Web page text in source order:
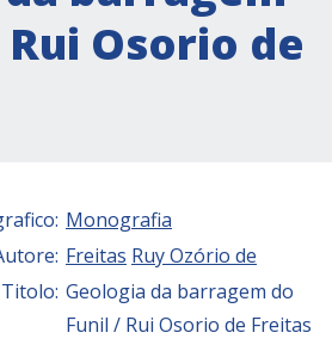
Osorio de
Monografia
Freitas Ruy Ozório de
Titolo: Geologia da barragem do
Funil / Rui Osorio de Freitas